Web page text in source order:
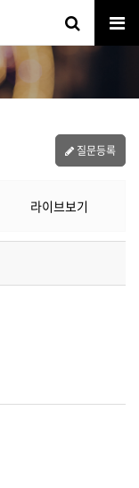
질문등록
라이브보기